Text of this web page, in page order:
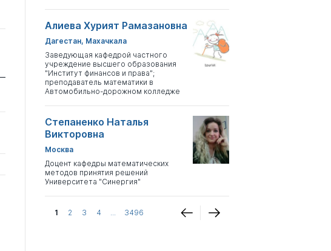
Алиева Хурият Рамазановна
Дагестан, Махачкала
Заведующая кафедрой частного
учреждение высшего образования
"Институт финансов и права";
преподаватель математики в
Автомобильно-дорожном колледже
Степаненко Наталья
Викторовна
Москва
Доцент кафедры математических
методов принятия решений
Университета "Синергия"
1 2 3 4 ... 3496